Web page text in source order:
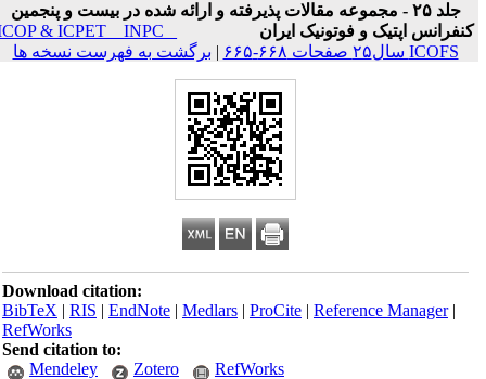
جلد ۲۵ - مجموعه مقالات پذیرفته و ارائه شده در بیست و پنجمین
کنفرانس اپتیک و فوتونیک ایران
ICOP & ICPET _ INPC _
ICOFS سال۲۵ صفحات ۶۶۸-۶۶۵
| برگشت به فهرست نسخه ها
Download citation:
BibTeX|RIS|EndNote|Medlars|ProCite|Reference Manager
RefWorks
Send citation to:
Mendeley
Zotero RefWorks